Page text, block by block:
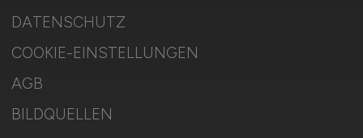
DATENSCHUTZ
COOKIE-EINSTELLUNGEN
AGB
BILDQUELLEN